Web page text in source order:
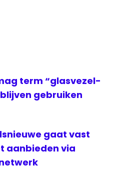
term “glasvezel-
gebruiken
gaat vast
aanbieden via